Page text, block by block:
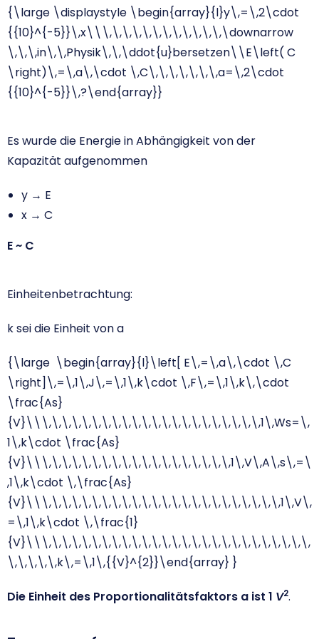
{\large \displaystyle \begin{array}{l}y\,=\,2\cdot
{{10}^{-5}}\,x\\\,\,\,\,\,\,\,\,\,\,\,\,\downarrow
\,\,\,in\,\,Physik\,\,\ddot{u}bersetzen\\E\left( C
\right)\,=\,a\,\cdot \,C\,\,\,\,\,\,\,a=\,2\cdot
{{10}^{-5}}\,?\end{array}}
Es wurde die Energie in Abhängigkeit von der
Kapazität aufgenommen
y → E
x → C
E ~ C
Einheitenbetrachtung:
k sei die Einheit von a
{\large \begin{array}{l}\left[ E\,=\,a\,\cdot \,C
\right]\,=\,1\,J\,=\,1\,k\cdot \,F\,=\,1\,k\,\cdot
\frac{As}
{V}\\\,\,\,\,\,\,\,\,\,\,\,\,\,\,\,\,\,\,\,\,\,\,1\,Ws=\,
1\,k\cdot \frac{As}
{V}\\\,\,\,\,\,\,\,\,\,\,\,\,\,\,\,\,\,\,\,1\,V\,A\,s\,=\
,1\,k\cdot \,\frac{As}
{V}\\\,\,\,\,\,\,\,\,\,\,\,\,\,\,\,\,\,\,\,\,\,\,\,\,1\,V\,
=\,1\,k\cdot \,\frac{1}
{V}\\\,\,\,\,\,\,\,\,\,\,\,\,\,\,\,\,\,\,\,\,\,\,\,\,\,\,\,
\,\,\,\,\,k\,=\,1\,{{V}^{2}}\end{array} }
Die Einheit des Proportionalitätsfaktors a ist 1 V2.